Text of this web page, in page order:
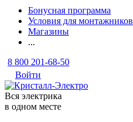
Бонусная программа
Условия для монтажников
Магазины
...
8 800 201-68-50
Войти
Вся электрика
в одном месте